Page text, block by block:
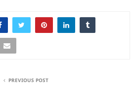
PREVIOUS POST